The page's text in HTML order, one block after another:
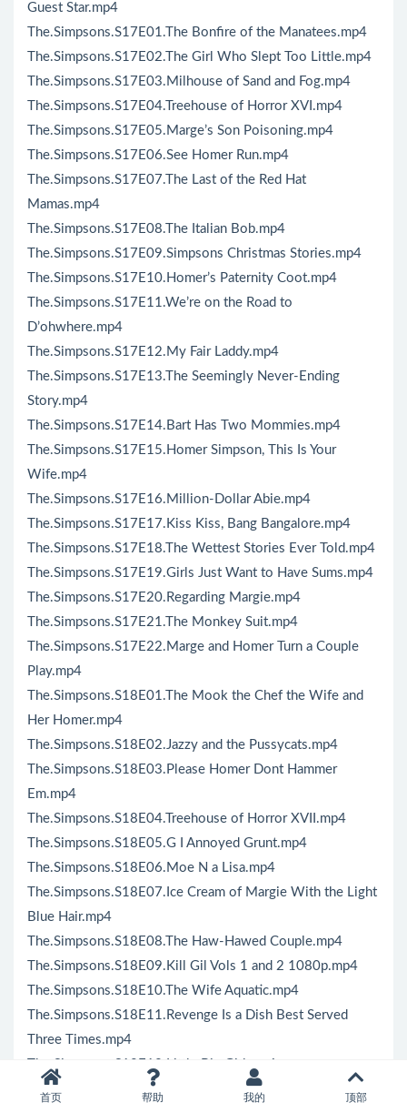
Guest Star.mp4
The.Simpsons.S17E01.The Bonfire of the Manatees.mp4
The.Simpsons.S17E02.The Girl Who Slept Too Little.mp4
The.Simpsons.S17E03.Milhouse of Sand and Fog.mp4
The.Simpsons.S17E04.Treehouse of Horror XVI.mp4
The.Simpsons.S17E05.Marge’s Son Poisoning.mp4
The.Simpsons.S17E06.See Homer Run.mp4
The.Simpsons.S17E07.The Last of the Red Hat
Mamas.mp4
The.Simpsons.S17E08.The Italian Bob.mp4
The.Simpsons.S17E09.Simpsons Christmas Stories.mp4
The.Simpsons.S17E10.Homer’s Paternity Coot.mp4
The.Simpsons.S17E11.We’re on the Road to
D’ohwhere.mp4
The.Simpsons.S17E12.My Fair Laddy.mp4
The.Simpsons.S17E13.The Seemingly Never-Ending
Story.mp4
The.Simpsons.S17E14.Bart Has Two Mommies.mp4
The.Simpsons.S17E15.Homer Simpson, This Is Your
Wife.mp4
The.Simpsons.S17E16.Million-Dollar Abie.mp4
The.Simpsons.S17E17.Kiss Kiss, Bang Bangalore.mp4
The.Simpsons.S17E18.The Wettest Stories Ever Told.mp4
The.Simpsons.S17E19.Girls Just Want to Have Sums.mp4
The.Simpsons.S17E20.Regarding Margie.mp4
The.Simpsons.S17E21.The Monkey Suit.mp4
The.Simpsons.S17E22.Marge and Homer Turn a Couple
Play.mp4
The.Simpsons.S18E01.The Mook the Chef the Wife and
Her Homer.mp4
The.Simpsons.S18E02.Jazzy and the Pussycats.mp4
The.Simpsons.S18E03.Please Homer Dont Hammer
Em.mp4
The.Simpsons.S18E04.Treehouse of Horror XVII.mp4
The.Simpsons.S18E05.G I Annoyed Grunt.mp4
The.Simpsons.S18E06.Moe N a Lisa.mp4
The.Simpsons.S18E07.Ice Cream of Margie With the Light
Blue Hair.mp4
The.Simpsons.S18E08.The Haw-Hawed Couple.mp4
The.Simpsons.S18E09.Kill Gil Vols 1 and 2 1080p.mp4
The.Simpsons.S18E10.The Wife Aquatic.mp4
The.Simpsons.S18E11.Revenge Is a Dish Best Served
Three Times.mp4
The.Simpsons.S18E13.Springfield Up.mp4
首页 帮助 我的 顶部